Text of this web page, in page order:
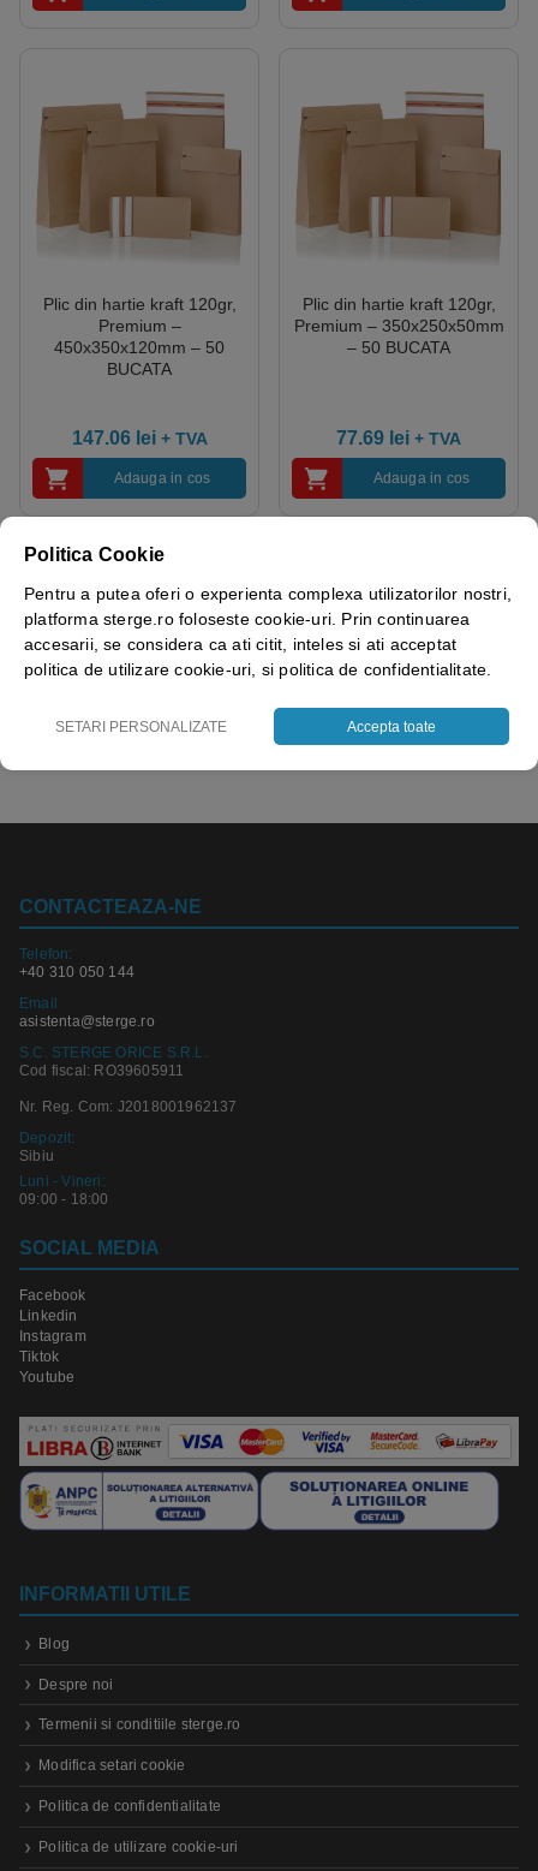
Plic din hartie kraft 120gr,
Premium –
450x350x120mm – 50
BUCATA
147.06 lei + TVA
Adauga in cos
Plic din hartie kraft 120gr,
Premium – 350x250x50mm
– 50 BUCATA
77.69 lei + TVA
Adauga in cos
CONTACTEAZA-NE
Telefon:
+40 310 050 144
Email
asistenta@sterge.ro
S.C. STERGE ORICE S.R.L.
Cod fiscal: RO39605911
Nr. Reg. Com: J2018001962137
Depozit:
Sibiu
Luni - Vineri:
09:00 - 18:00
SOCIAL MEDIA
Facebook
Linkedin
Instagram
Tiktok
Youtube
INFORMATII UTILE
Blog
Despre noi
Termenii si conditiile sterge.ro
Modifica setari cookie
Politica de confidentialitate
Politica de utilizare cookie-uri
Politica Cookie
Pentru a putea oferi o experienta complexa utilizatorilor nostri,
platforma sterge.ro foloseste cookie-uri. Prin continuarea
accesarii, se considera ca ati citit, inteles si ati acceptat
politica de utilizare cookie-uri, si politica de confidentialitate.
SETARI PERSONALIZATE Accepta toate